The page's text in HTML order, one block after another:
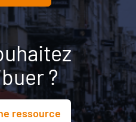
?
ressource